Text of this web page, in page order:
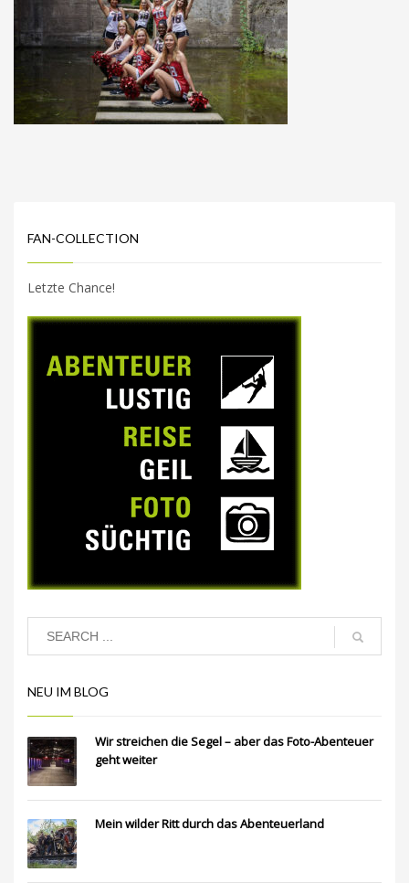
FAN-COLLECTION
Letzte Chance!
NEU IM BLOG
Wir streichen die Segel – aber das Foto-Abenteuer
geht weiter
Mein wilder Ritt durch das Abenteuerland